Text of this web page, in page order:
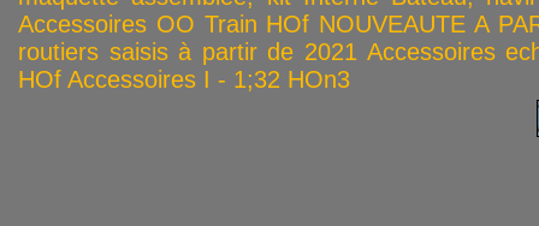
Accessoires OO Train HOf NOUVEAUTE A
routiers saisis à partir de 2021 Accessoires
HOf Accessoires I - 1;32 HOn3